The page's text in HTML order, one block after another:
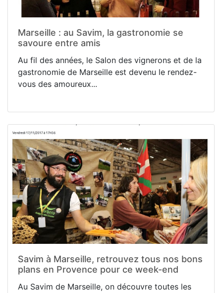
Marseille : au Savim, la gastronomie se
savoure entre amis
Au fil des années, le Salon des vignerons et de la
gastronomie de Marseille est devenu le rendez-
vous des amoureux...
Savim à Marseille, retrouvez tous nos bons
plans en Provence pour ce week-end
Au Savim de Marseille, on découvre toutes les